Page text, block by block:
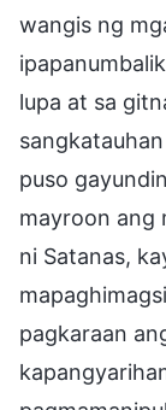
wangis ng
lupa at sa
puso
mayroon ang
ni Satanas,
pagkaraan